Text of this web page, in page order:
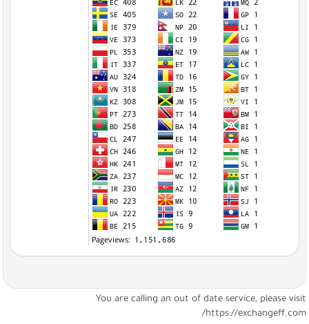
You are calling an out of date service, please visit
https://exchangeff.com/